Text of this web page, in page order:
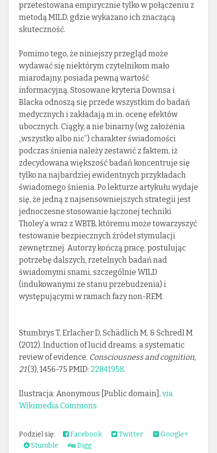
przetestowana empirycznie tylko w połączeniu z
metodą MILD, gdzie wykazano ich znaczącą
skuteczność.
Pomimo tego, że niniejszy przegląd może
wydawać się niektórym czytelnikom mało
miarodajny, posiada pewną wartość
informacyjną. Stosowane kryteria Downsa i
Blacka odnoszą się przede wszystkim do badań
medycznych i zakładają m.in. ocenę efektów
ubocznych. Ciągły, a nie binarny (wg założenia
„wszystko albo nic”) charakter świadomości
podczas śnienia należy zestawić z faktem, iż
zdecydowana większość badań koncentruje się
tylko na najbardziej ewidentnych przykładach
świadomego śnienia. Po lekturze artykułu wydaje
się, że jedną z najsensowniejszych strategii jest
jednoczesne stosowanie łączonej techniki
Tholey’a wraz z WBTB, któremu może towarzyszyć
testowanie bezpiecznych źródeł stymulacji
zewnętrznej. Autorzy kończą pracę, postulując
potrzebę dalszych, rzetelnych badań nad
świadomymi snami, szczególnie WILD
(indukowanymi ze stanu przebudzenia) i
występującymi w ramach fazy non-REM.
Stumbrys T, Erlacher D, Schädlich M, & Schredl M
(2012). Induction of lucid dreams: a systematic
review of evidence. Consciousness and cognition,
21(3), 1456-75 PMID: 22841958.
Ilustracja: Anonymous [Public domain], via
Wikimedia Commons
Podziel się: Facebook Twitter
Google+
Stumble
Digg